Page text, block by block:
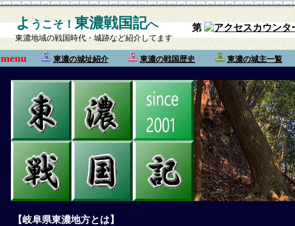
ようこそ！東濃戦国記へ
東濃地域の戦国時代・城跡など紹介してます
第
menu 東濃の城址紹介 東濃の戦国歴史 東濃の城主一覧
【岐阜県東濃地方とは】